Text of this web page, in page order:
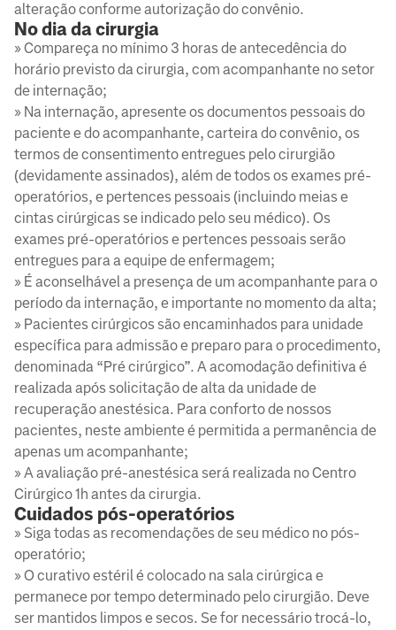
alteração conforme autorização do convênio.
No dia da cirurgia
» Compareça no mínimo 3 horas de antecedência do
horário previsto da cirurgia, com acompanhante no setor
de internação;
» Na internação, apresente os documentos pessoais do
paciente e do acompanhante, carteira do convênio, os
termos de consentimento entregues pelo cirurgião
(devidamente assinados), além de todos os exames pré-
operatórios, e pertences pessoais (incluindo meias e
cintas cirúrgicas se indicado pelo seu médico). Os
exames pré-operatórios e pertences pessoais serão
entregues para a equipe de enfermagem;
» É aconselhável a presença de um acompanhante para o
período da internação, e importante no momento da alta;
» Pacientes cirúrgicos são encaminhados para unidade
específica para admissão e preparo para o procedimento,
denominada “Pré cirúrgico”. A acomodação definitiva é
realizada após solicitação de alta da unidade de
recuperação anestésica. Para conforto de nossos
pacientes, neste ambiente é permitida a permanência de
apenas um acompanhante;
» A avaliação pré-anestésica será realizada no Centro
Cirúrgico 1h antes da cirurgia.
Cuidados pós-operatórios
» Siga todas as recomendações de seu médico no pós-
operatório;
» O curativo estéril é colocado na sala cirúrgica e
permanece por tempo determinado pelo cirurgião. Deve
ser mantidos limpos e secos. Se for necessário trocá-lo,